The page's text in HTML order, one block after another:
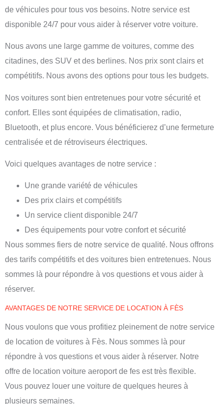
de véhicules pour tous vos besoins. Notre service est
disponible 24/7 pour vous aider à réserver votre voiture.
Nous avons une large gamme de voitures, comme des
citadines, des SUV et des berlines. Nos prix sont clairs et
compétitifs. Nous avons des options pour tous les budgets.
Nos voitures sont bien entretenues pour votre sécurité et
confort. Elles sont équipées de climatisation, radio,
Bluetooth, et plus encore. Vous bénéficierez d’une fermeture
centralisée et de rétroviseurs électriques.
Voici quelques avantages de notre service :
Une grande variété de véhicules
Des prix clairs et compétitifs
Un service client disponible 24/7
Des équipements pour votre confort et sécurité
Nous sommes fiers de notre service de qualité. Nous offrons
des tarifs compétitifs et des voitures bien entretenues. Nous
sommes là pour répondre à vos questions et vous aider à
réserver.
AVANTAGES DE NOTRE SERVICE DE LOCATION À FÈS
Nous voulons que vous profitiez pleinement de notre service
de location de voitures à Fès. Nous sommes là pour
répondre à vos questions et vous aider à réserver. Notre
offre de location voiture aeroport de fes est très flexible.
Vous pouvez louer une voiture de quelques heures à
plusieurs semaines.